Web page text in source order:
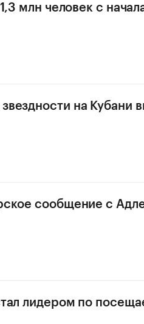
млн человек с
на Кубани
сообщение с
лидером по